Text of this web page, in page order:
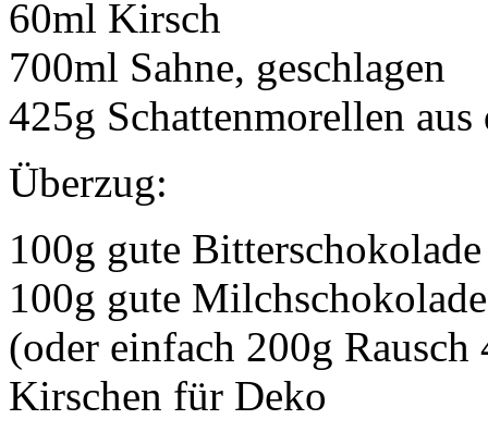
60ml Kirsch
700ml Sahne, geschlagen
425g Schattenmorellen
Überzug:
100g gute Bitterschokolade
100g gute Milchschokolade
(oder einfach 200g
Kirschen für Deko